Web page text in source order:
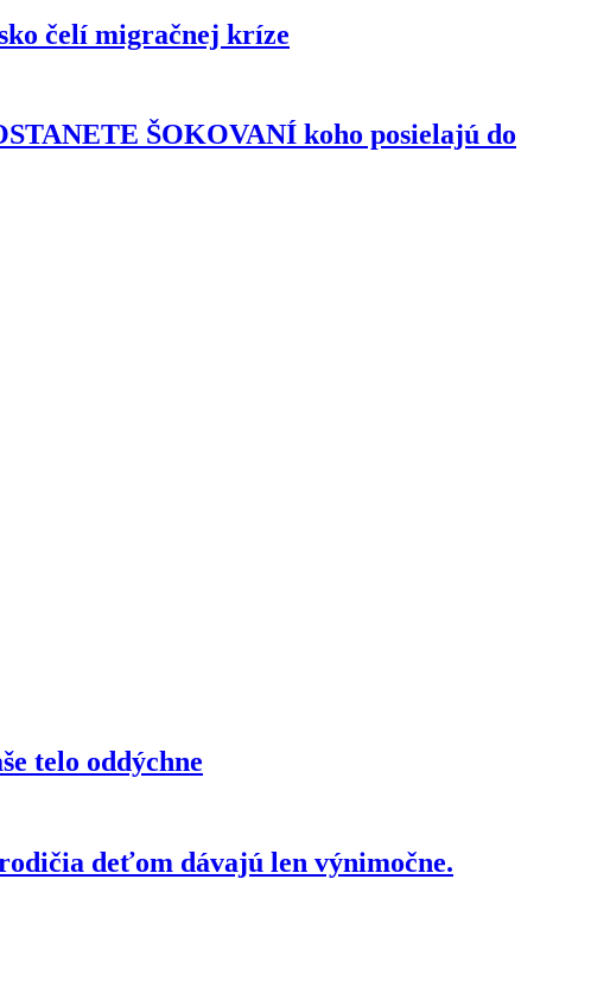
čelí migračnej kríze
ŠOKOVANÍ koho posielajú do
telo oddýchne
deťom dávajú len výnimočne.